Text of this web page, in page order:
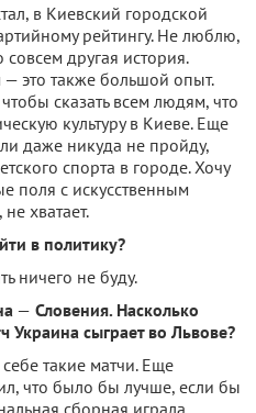
в Киевский городской
рейтингу. Не люблю,
другая история.
— это также большой опыт.
сказать всем людям, что
культуру в Киеве. Еще
даже никуда не пройду,
спорта в городе. Хочу
поля с искусственным
хватает.
в политику?
ничего не буду.
— Словения. Насколько
сыграет во Львове?
такие матчи. Еще
что было бы лучше, если бы
сборная играла